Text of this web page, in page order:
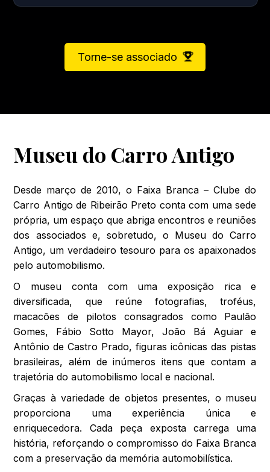
Torne-se associado
Museu do Carro Antigo
Desde março de 2010, o Faixa Branca – Clube do
Carro Antigo de Ribeirão Preto conta com uma sede
própria, um espaço que abriga encontros e reuniões
dos associados e, sobretudo, o Museu do Carro
Antigo, um verdadeiro tesouro para os apaixonados
pelo automobilismo.
O museu conta com uma exposição rica e
diversificada, que reúne fotografias, troféus,
macacões de pilotos consagrados como Paulão
Gomes, Fábio Sotto Mayor, João Bá Aguiar e
Antônio de Castro Prado, figuras icônicas das pistas
brasileiras, além de inúmeros itens que contam a
trajetória do automobilismo local e nacional.
Graças à variedade de objetos presentes, o museu
proporciona uma experiência única e
enriquecedora. Cada peça exposta carrega uma
história, reforçando o compromisso do Faixa Branca
com a preservação da memória automobilística.